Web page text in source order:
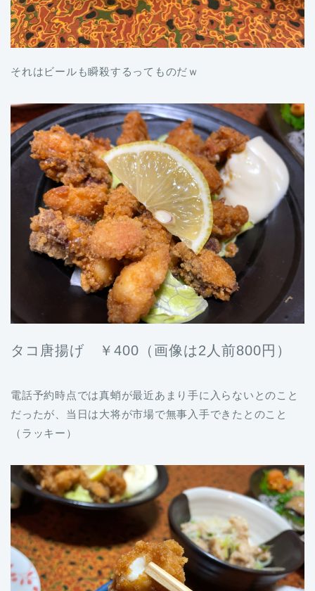
それはビールも瞬殺するってものだｗ
タコ唐揚げ ￥400（画像は2人前800円）
電話予約時点では真蛸が最近あまり手に入らないとのこと
だったが、当日は大将が市場で無事入手できたとのこと
（ラッキー）